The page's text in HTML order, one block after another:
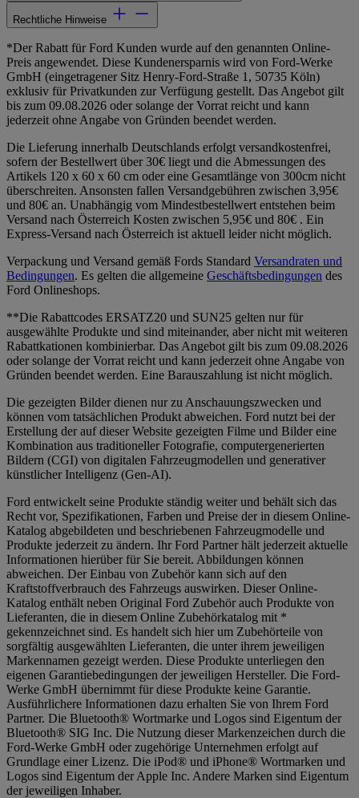
Rechtliche Hinweise
*Der Rabatt für Ford Kunden wurde auf den genannten Online-
Preis angewendet. Diese Kundenersparnis wird von Ford-Werke
GmbH (eingetragener Sitz Henry-Ford-Straße 1, 50735 Köln)
exklusiv für Privatkunden zur Verfügung gestellt. Das Angebot gilt
bis zum 09.08.2026 oder solange der Vorrat reicht und kann
jederzeit ohne Angabe von Gründen beendet werden.
Die Lieferung innerhalb Deutschlands erfolgt versandkostenfrei,
sofern der Bestellwert über 30€ liegt und die Abmessungen des
Artikels 120 x 60 x 60 cm oder eine Gesamtlänge von 300cm nicht
überschreiten. Ansonsten fallen Versandgebühren zwischen 3,95€
und 80€ an. Unabhängig vom Mindestbestellwert entstehen beim
Versand nach Österreich Kosten zwischen 5,95€ und 80€ . Ein
Express-Versand nach Österreich ist aktuell leider nicht möglich.
Verpackung und Versand gemäß Fords Standard Versandraten und
Bedingungen. Es gelten die allgemeine Geschäftsbedingungen des
Ford Onlineshops.
**Die Rabattcodes ERSATZ20 und SUN25 gelten nur für
ausgewählte Produkte und sind miteinander, aber nicht mit weiteren
Rabattkationen kombinierbar. Das Angebot gilt bis zum 09.08.2026
oder solange der Vorrat reicht und kann jederzeit ohne Angabe von
Gründen beendet werden. Eine Barauszahlung ist nicht möglich.
Die gezeigten Bilder dienen nur zu Anschauungszwecken und
können vom tatsächlichen Produkt abweichen. Ford nutzt bei der
Erstellung der auf dieser Website gezeigten Filme und Bilder eine
Kombination aus traditioneller Fotografie, computergenerierten
Bildern (CGI) von digitalen Fahrzeugmodellen und generativer
künstlicher Intelligenz (Gen-AI).
Ford entwickelt seine Produkte ständig weiter und behält sich das
Recht vor, Spezifikationen, Farben und Preise der in diesem Online-
Katalog abgebildeten und beschriebenen Fahrzeugmodelle und
Produkte jederzeit zu ändern. Ihr Ford Partner hält jederzeit aktuelle
Informationen hierüber für Sie bereit. Abbildungen können
abweichen. Der Einbau von Zubehör kann sich auf den
Kraftstoffverbrauch des Fahrzeugs auswirken. Dieser Online-
Katalog enthält neben Original Ford Zubehör auch Produkte von
Lieferanten, die in diesem Online Zubehörkatalog mit *
gekennzeichnet sind. Es handelt sich hier um Zubehörteile von
sorgfältig ausgewählten Lieferanten, die unter ihrem jeweiligen
Markennamen gezeigt werden. Diese Produkte unterliegen den
eigenen Garantiebedingungen der jeweiligen Hersteller. Die Ford-
Werke GmbH übernimmt für diese Produkte keine Garantie.
Ausführlichere Informationen dazu erhalten Sie von Ihrem Ford
Partner. Die Bluetooth® Wortmarke und Logos sind Eigentum der
Bluetooth® SIG Inc. Die Nutzung dieser Markenzeichen durch die
Ford-Werke GmbH oder zugehörige Unternehmen erfolgt auf
Grundlage einer Lizenz. Die iPod® und iPhone® Wortmarken und
Logos sind Eigentum der Apple Inc. Andere Marken sind Eigentum
der jeweiligen Inhaber.